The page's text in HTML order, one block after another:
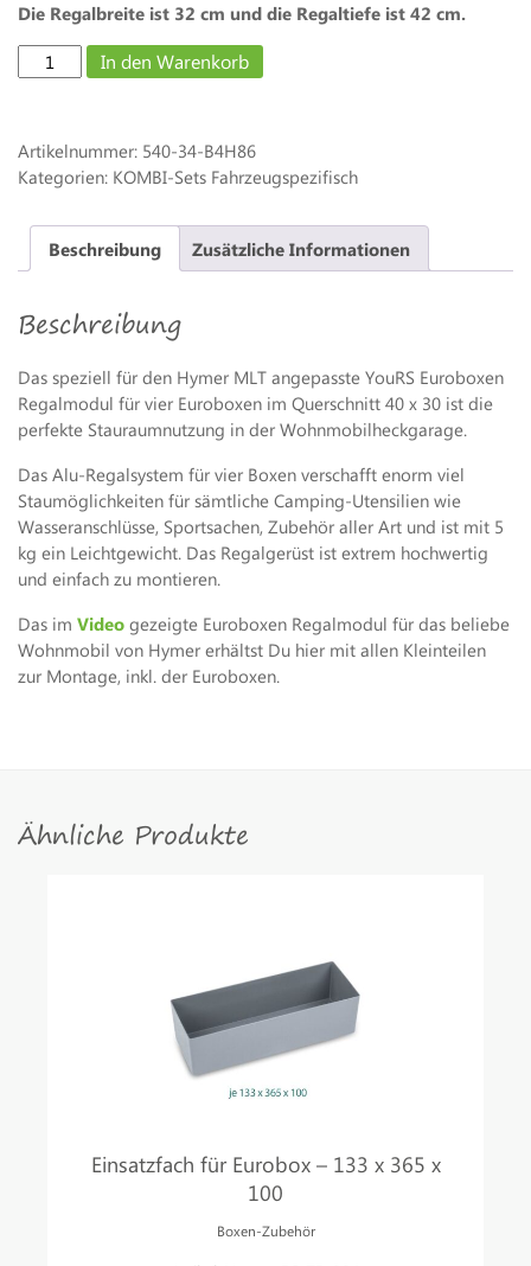
Die Regalbreite ist 32 cm und die Regaltiefe ist 42 cm.
HYMER
MLT
30
x
4
LÄNGS
In den Warenkorb
Artikelnummer: 540-34-B4H86
Kategorien: KOMBI-Sets Fahrzeugspezifisch
Beschreibung Zusätzliche Informationen
Beschreibung
Das speziell für den Hymer MLT angepasste YouRS Euroboxen
Regalmodul für vier Euroboxen im Querschnitt 40 x 30 ist die
perfekte Stauraumnutzung in der Wohnmobilheckgarage.
Das Alu-Regalsystem für vier Boxen verschafft enorm viel
Staumöglichkeiten für sämtliche Camping-Utensilien wie
Wasseranschlüsse, Sportsachen, Zubehör aller Art und ist mit 5
kg ein Leichtgewicht. Das Regalgerüst ist extrem hochwertig
und einfach zu montieren.
Das im Video gezeigte Euroboxen Regalmodul für das beliebe
Wohnmobil von Hymer erhältst Du hier mit allen Kleinteilen
zur Montage, inkl. der Euroboxen.
Ähnliche Produkte
Einsatzfach für Eurobox – 133 x 365 x
100
Boxen-Zubehör